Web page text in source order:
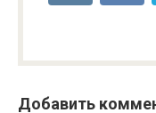
Добавить